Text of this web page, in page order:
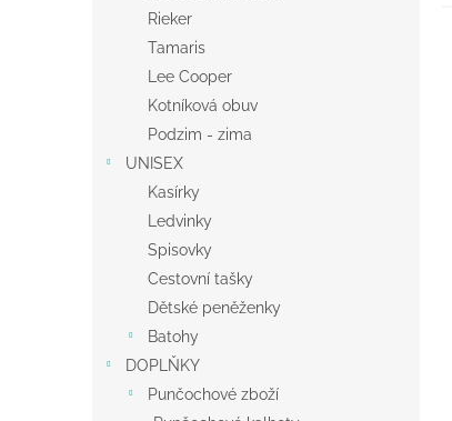
Rieker
Tamaris
Lee Cooper
Kotníková obuv
Podzim - zima
UNISEX
Kasírky
Ledvinky
Spisovky
Cestovní tašky
Dětské peněženky
Batohy
DOPLŇKY
Punčochové zboží